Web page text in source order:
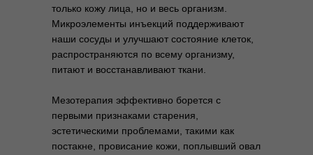
только кожу лица, но и весь организм.
Микроэлементы инъекций поддерживают
наши сосуды и улучшают состояние клеток,
распространяются по всему организму,
питают и восстанавливают ткани.
Мезотерапия эффективно борется с
первыми признаками старения,
эстетическими проблемами, такими как
постакне, провисание кожи, поплывший овал